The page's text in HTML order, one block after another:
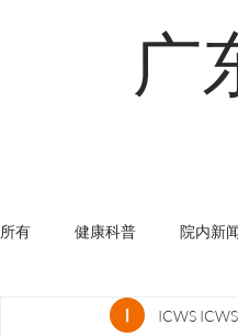
广
所有 健康科普 院内新
ICWS ICWS